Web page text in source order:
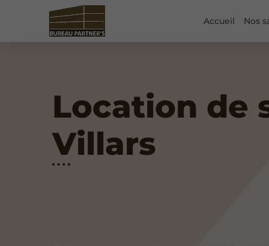
Accueil Nos
Location de
Villars